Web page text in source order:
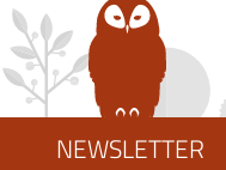
NEWSLETTER